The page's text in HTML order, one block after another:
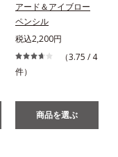
アード＆アイブロー
ペンシル
税込2,200円
（3.75 / 4
件）
商品を選ぶ